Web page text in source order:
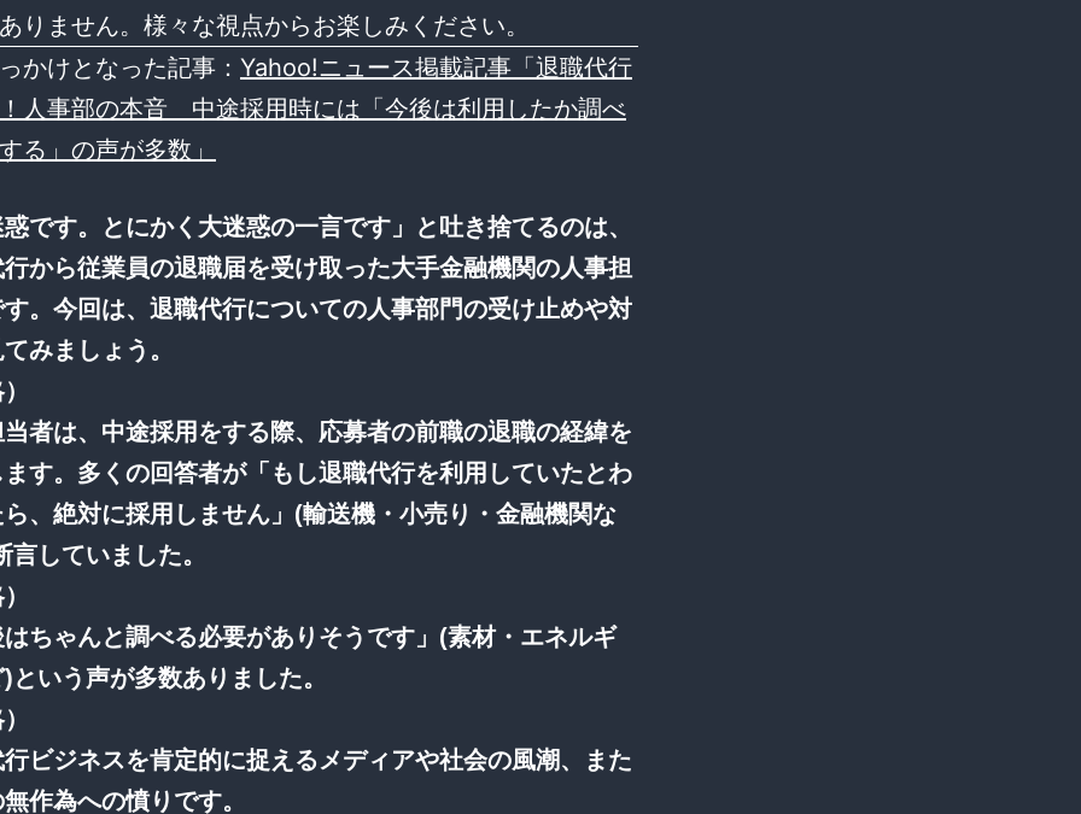
りません。様々な視点からお楽しみください。
かけとなった記事： Yahoo!ニュース掲載記事「退職代行
人事部の本音 中途採用時には「今後は利用したか調べ
る」の声が多数」
です。とにかく大迷惑の一言です」と吐き捨てるのは、
から従業員の退職届を受け取った大手金融機関の人事担
。今回は、退職代行についての人事部門の受け止めや対
みましょう。
者は、中途採用をする際、応募者の前職の退職の経緯を
す。多くの回答者が「もし退職代行を利用していたとわ
、絶対に採用しません」(輸送機・小売り・金融機関な
言していました。
ちゃんと調べる必要がありそうです」(素材・エネルギ
という声が多数ありました。
ビジネスを肯定的に捉えるメディアや社会の風潮、また
作為への憤りです。